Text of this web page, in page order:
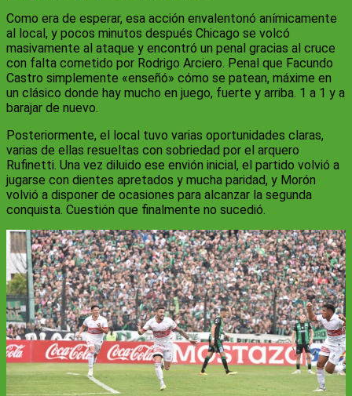
Como era de esperar, esa acción envalentonó anímicamente
al local, y pocos minutos después Chicago se volcó
masivamente al ataque y encontró un penal gracias al cruce
con falta cometido por Rodrigo Arciero. Penal que Facundo
Castro simplemente «enseñó» cómo se patean, máxime en
un clásico donde hay mucho en juego, fuerte y arriba. 1 a 1 y a
barajar de nuevo.
Posteriormente, el local tuvo varias oportunidades claras,
varias de ellas resueltas con sobriedad por el arquero
Rufinetti. Una vez diluido ese envión inicial, el partido volvió a
jugarse con dientes apretados y mucha paridad, y Morón
volvió a disponer de ocasiones para alcanzar la segunda
conquista. Cuestión que finalmente no sucedió.